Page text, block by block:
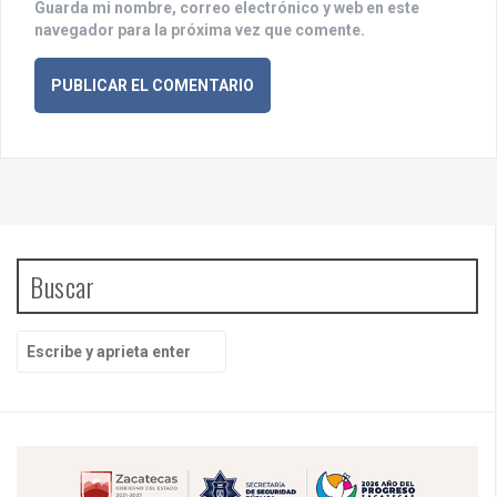
Guarda mi nombre, correo electrónico y web en este
navegador para la próxima vez que comente.
Buscar